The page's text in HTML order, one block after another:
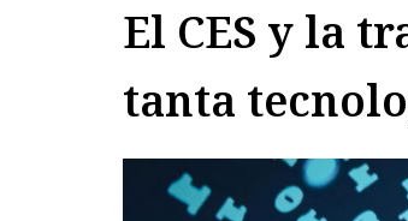
El CES y la
tanta